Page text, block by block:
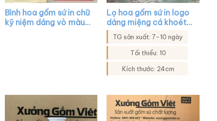
Bình hoa gốm sứ in chữ
kỹ niệm dáng vò màu
Lọ hoa gốm sứ in logo
dáng miệng cá khoét
màu trắng XG-LH31
TG sản xuất: 7-10 ngày
Tối thiểu: 10
Kích thước: 24cm